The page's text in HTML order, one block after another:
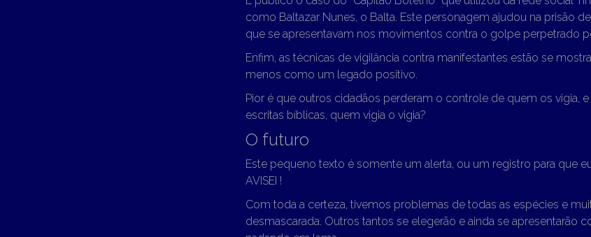
como Baltazar Nunes, o Balta. Este personagem ajudou na prisão
que se apresentavam nos movimentos contra o golpe perpetrado
Enfim, as técnicas de vigilância contra manifestantes estão se
menos como um legado positivo.
Pior é que outros cidadãos perderam o controle de quem os vigia,
escritas bíblicas, quem vigia o vigia?
O futuro
Este pequeno texto é somente um alerta, ou um registro para que
AVISEI !
Com toda a certeza, tivemos problemas de todas as espécies e
desmascarada. Outros tantos se elegerão e ainda se apresentarão